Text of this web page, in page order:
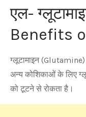
एल-
Benefits
ग्लूटामाइन (Glutamine)
अन्य कोशिकाओं के लिए
को टूटने से रोकता है।